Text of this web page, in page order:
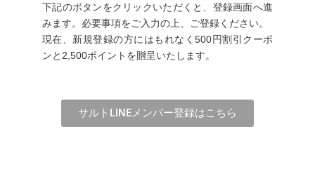
下記のボタンをクリックいただくと、登録画面へ進
みます。必要事項をご入力の上、ご登録ください。
現在、新規登録の方にはもれなく500円割引クーポ
ンと2,500ポイントを贈呈いたします。
サルトLINEメンバー登録はこちら